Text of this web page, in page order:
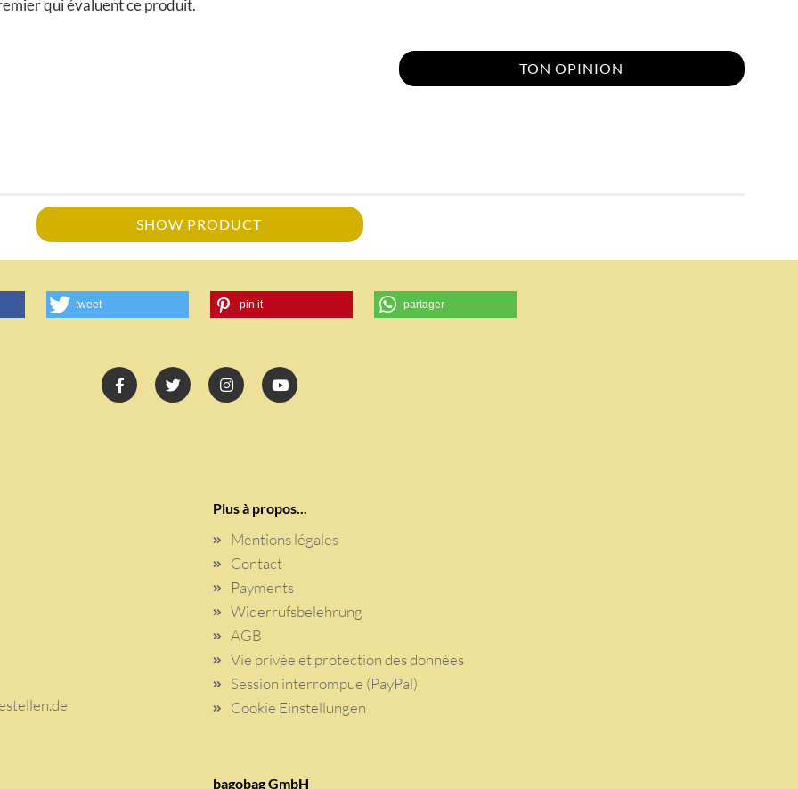
qui évaluent ce produit.
TON OPINION
SHOW PRODUCT
tweet pin it partager
Plus à propos...
Mentions légales
Contact
Payments
Widerrufsbelehrung
AGB
Vie privée et protection des données
Session interrompue (PayPal)
Cookie Einstellungen
bagobag GmbH